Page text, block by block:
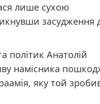
лише сухою
засудження
політик Анатолій
намісника
яку той